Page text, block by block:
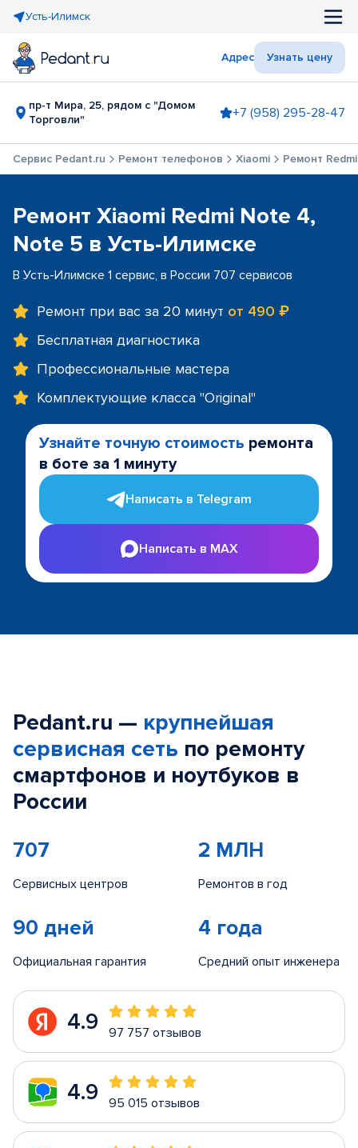
Усть-Илимск
Адрес Узнать цену
пр-т Мира, 25, рядом с "Домом
Торговли"
+7 (958) 295-28-47
Сервис Pedant.ru Ремонт телефонов Xiaomi Ремонт
Ремонт Xiaomi Redmi Note 4,
Note 5 в Усть-Илимске
В Усть-Илимске 1 сервис, в России 707 сервисов
Ремонт при вас за 20 минут от 490 ₽
Бесплатная диагностика
Профессиональные мастера
Комплектующие класса "Original"
Узнайте точную стоимость ремонта
в боте за 1 минуту
Написать в Telegram
Написать в MAX
Pedant.ru — крупнейшая
сервисная сеть по ремонту
смартфонов и ноутбуков в
России
707
Сервисных центров
2 МЛН
Ремонтов в год
90 дней
Официальная гарантия
4 года
Средний опыт инженера
4.9 97 757 отзывов
4.9 95 015 отзывов